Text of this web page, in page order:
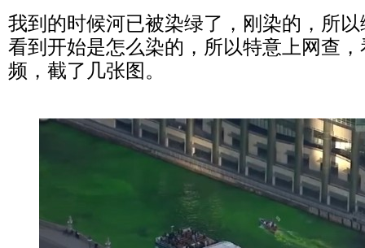
我到的时候河已被染绿了，刚染的，所
看到开始是怎么染的，所以特意上网查
频，截了几张图。